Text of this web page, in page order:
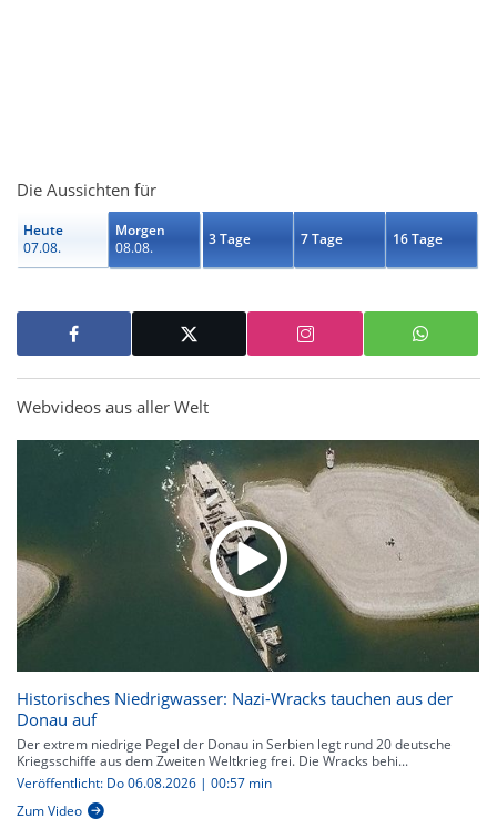
Die Aussichten für
Heute
07.08.
Morgen
08.08.
3 Tage 7 Tage 16 Tage
Webvideos aus aller Welt
Historisches Niedrigwasser: Nazi-Wracks tauchen aus der
Donau auf
Der extrem niedrige Pegel der Donau in Serbien legt rund 20 deutsche
Kriegsschiffe aus dem Zweiten Weltkrieg frei. Die Wracks behi...
Veröffentlicht: Do 06.08.2026 | 00:57 min
Zum Video